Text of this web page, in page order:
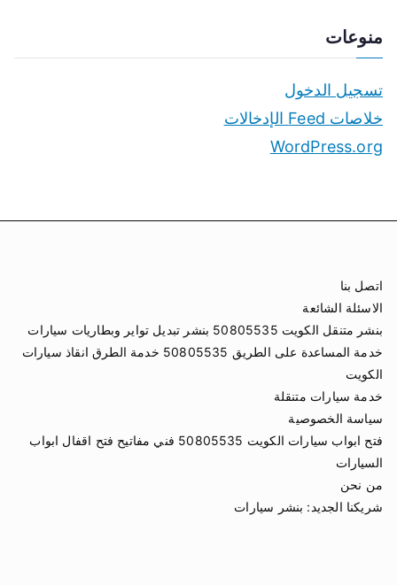
منوعات
تسجيل الدخول
خلاصات Feed الإدخالات
WordPress.org
اتصل بنا
الاسئلة الشائعة
بنشر متنقل الكويت 50805535 بنشر تبديل تواير وبطاريات سيارات
خدمة المساعدة على الطريق 50805535 خدمة الطرق انقاذ سيارات
الكويت
خدمة سيارات متنقلة
سياسة الخصوصية
فتح ابواب سيارات الكويت 50805535 فني مفاتيح فتح اقفال ابواب
السيارات
من نحن
شريكنا الجديد: بنشر سيارات